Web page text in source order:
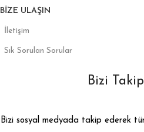
BIZE ULAŞIN
İletişim
Sık Sorulan Sorular
Bizi
Bizi sosyal medyada takip ederek